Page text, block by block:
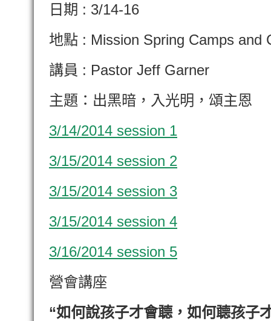
日期 : 3/14-16
地點 : Mission Spring Camps and
講員 : Pastor Jeff Garner
主題：出黑暗，入光明，頌主恩
3/14/2014 session 1
3/15/2014 session 2
3/15/2014 session 3
3/15/2014 session 4
3/16/2014 session 5
營會講座
“如何說孩子才會聼，如何聼孩子